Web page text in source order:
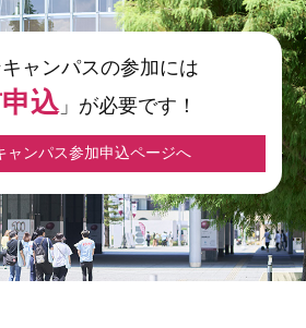
ャンパスの参加には
込」が必要です！
ャンパス参加申込ページへ